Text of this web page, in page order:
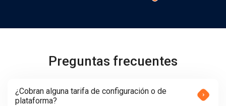
Preguntas frecuentes
¿Cobran alguna tarifa de configuración o de
plataforma?